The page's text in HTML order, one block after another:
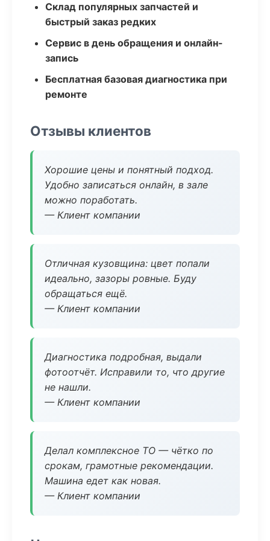
Склад популярных запчастей и
быстрый заказ редких
Сервис в день обращения и онлайн-
запись
Бесплатная базовая диагностика при
ремонте
Отзывы клиентов
Хорошие цены и понятный подход.
Удобно записаться онлайн, в зале
можно поработать.
— Клиент компании
Отличная кузовщина: цвет попали
идеально, зазоры ровные. Буду
обращаться ещё.
— Клиент компании
Диагностика подробная, выдали
фотоотчёт. Исправили то, что другие
не нашли.
— Клиент компании
Делал комплексное ТО — чётко по
срокам, грамотные рекомендации.
Машина едет как новая.
— Клиент компании